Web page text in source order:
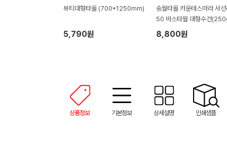
뷰티대형타올 (700*1250mm)
5,790원
송월타올 카운테스마라 사
50 바스타월 대형수건
0*100cm)
8,800원
상품정보 기본정보 상세설명 인쇄샘플